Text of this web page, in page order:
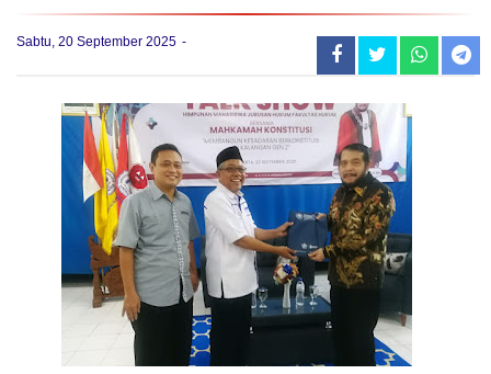
Sabtu, 20 September 2025